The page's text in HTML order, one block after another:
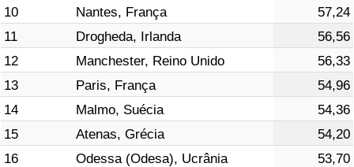
10
Nantes, França
57,24
11
Drogheda, Irlanda
56,56
12
Manchester, Reino Unido
56,33
13
Paris, França
54,96
14
Malmo, Suécia
54,36
15
Atenas, Grécia
54,20
16
Odessa (Odesa), Ucrânia
53,70
Indicador de Trânsito por País